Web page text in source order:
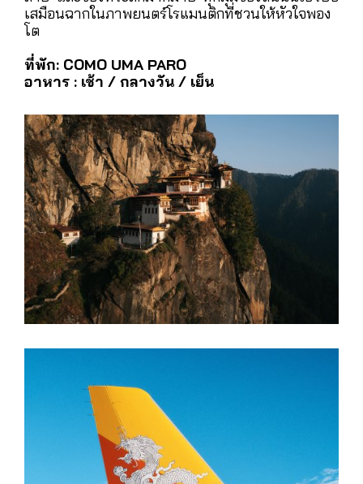
ปาลูกดอก ซึ่งเป็นกีฬาประจำชาติของภูฏาน การได้
ลองเล็งเป้าและส่งลูกธนูออกไปเหมือนเป็นการส่ง
ความตั้งใจและคำอธิษฐานออกไปสู่ขุนเขา และท่าน
ยังสามารถเลือกทำนายโชคชะตา ผ่านศาสตร์แห่ง
ดวงดาว (Astrology Reading) ได้อีกด้วยในช่วงเย็น
ช้อปปิ้งสายเดียวของพาโร ถนนสายนี้เต็มไปด้วยร้าน
ค้าน่ารักที่มีสินค้าพื้นเมือง เช่น แสตมป์ กระดาษพิมพ์
ลาย และของที่ระลึกมากมาย ทุกมุมของถนนนี้เปรียบ
เสมือนฉากในภาพยนตร์โรแมนติกที่ชวนให้หัวใจพอง
โต
ที่พัก: COMO UMA PARO
อาหาร : เช้า / กลางวัน / เย็น